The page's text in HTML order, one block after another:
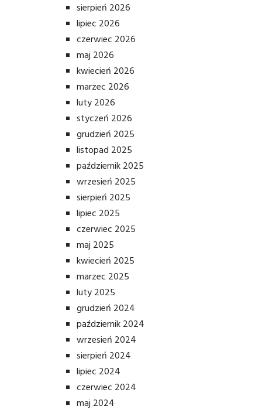
sierpień 2026
lipiec 2026
czerwiec 2026
maj 2026
kwiecień 2026
marzec 2026
luty 2026
styczeń 2026
grudzień 2025
listopad 2025
październik 2025
wrzesień 2025
sierpień 2025
lipiec 2025
czerwiec 2025
maj 2025
kwiecień 2025
marzec 2025
luty 2025
grudzień 2024
październik 2024
wrzesień 2024
sierpień 2024
lipiec 2024
czerwiec 2024
maj 2024